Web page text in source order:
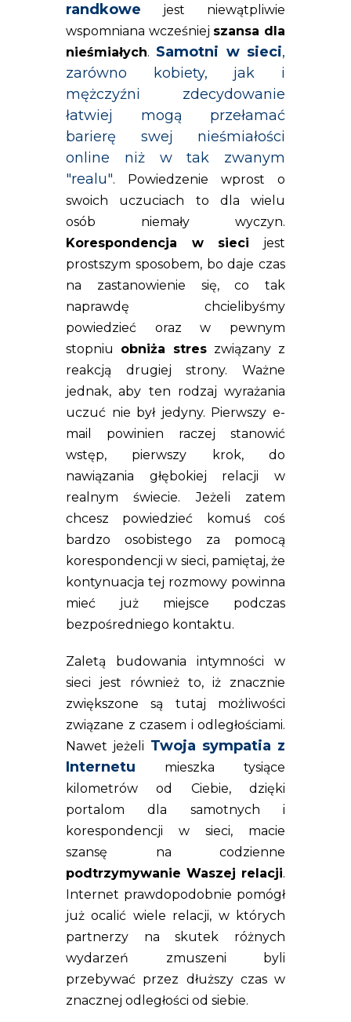
randkowe jest niewątpliwie
wspomniana wcześniej szansa dla
nieśmiałych. Samotni w sieci,
zarówno kobiety, jak i
mężczyźni zdecydowanie
łatwiej mogą przełamać
barierę swej nieśmiałości
online niż w tak zwanym
"realu". Powiedzenie wprost o
swoich uczuciach to dla wielu
osób niemały wyczyn.
Korespondencja w sieci jest
prostszym sposobem, bo daje czas
na zastanowienie się, co tak
naprawdę chcielibyśmy
powiedzieć oraz w pewnym
stopniu obniża stres związany z
reakcją drugiej strony. Ważne
jednak, aby ten rodzaj wyrażania
uczuć nie był jedyny. Pierwszy e-
mail powinien raczej stanowić
wstęp, pierwszy krok, do
nawiązania głębokiej relacji w
realnym świecie. Jeżeli zatem
chcesz powiedzieć komuś coś
bardzo osobistego za pomocą
korespondencji w sieci, pamiętaj, że
kontynuacja tej rozmowy powinna
mieć już miejsce podczas
bezpośredniego kontaktu.
Zaletą budowania intymności w
sieci jest również to, iż znacznie
zwiększone są tutaj możliwości
związane z czasem i odległościami.
Nawet jeżeli Twoja sympatia z
Internetu mieszka tysiące
kilometrów od Ciebie, dzięki
portalom dla samotnych i
korespondencji w sieci, macie
szansę na codzienne
podtrzymywanie Waszej relacji.
Internet prawdopodobnie pomógł
już ocalić wiele relacji, w których
partnerzy na skutek różnych
wydarzeń zmuszeni byli
przebywać przez dłuższy czas w
znacznej odległości od siebie.